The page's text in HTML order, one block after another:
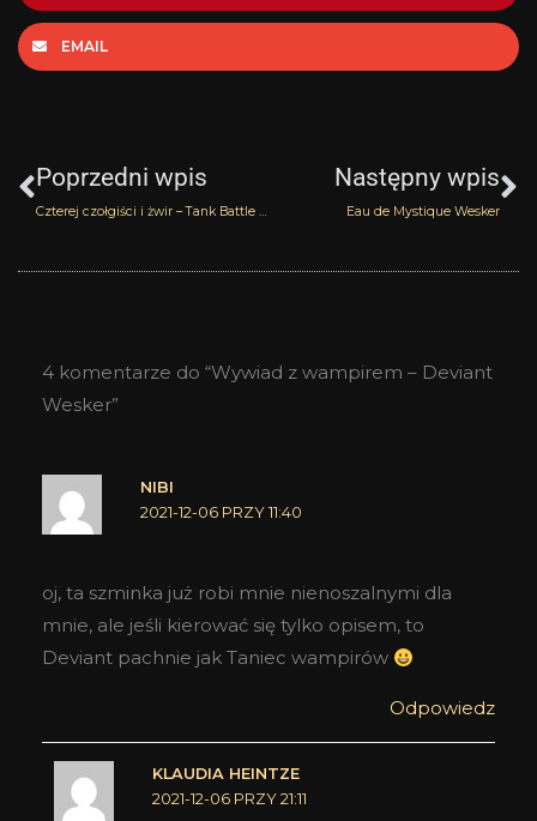
EMAIL
Poprzedni wpis
Czterej czołgiści i żwir – Tank Battle Lush
Następny wpis
Eau de Mystique Wesker
4 komentarze do “Wywiad z wampirem – Deviant
Wesker”
NIBI
2021-12-06 PRZY 11:40
oj, ta szminka już robi mnie nienoszalnymi dla
mnie, ale jeśli kierować się tylko opisem, to
Deviant pachnie jak Taniec wampirów
Odpowiedz
KLAUDIA HEINTZE
2021-12-06 PRZY 21:11